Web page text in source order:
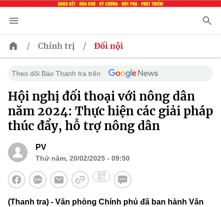
/ Chính trị / Đối nội
Theo dõi Báo Thanh tra trên
Hội nghị đối thoại với nông dân
năm 2024: Thực hiện các giải pháp
thúc đẩy, hỗ trợ nông dân
PV
Thứ năm, 20/02/2025 - 09:50
(Thanh tra) - Văn phòng Chính phủ đã ban hành Văn